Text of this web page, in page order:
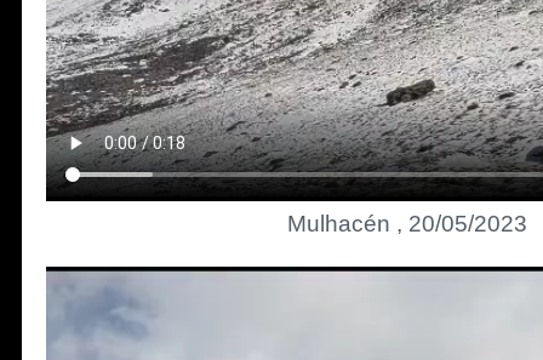
Mulhacén , 20/05/2023